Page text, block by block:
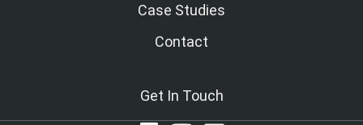
Case Studies
Contact
Get In Touch